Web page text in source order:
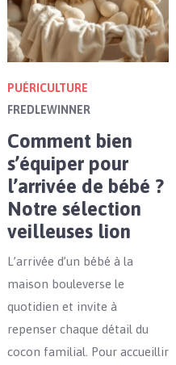
PUÉRICULTURE
FREDLEWINNER
Comment bien
s’équiper pour
l’arrivée de bébé ?
Notre sélection
veilleuses lion
L’arrivée d’un bébé à la
maison bouleverse le
quotidien et invite à
repenser chaque détail du
cocon familial. Pour accueillir